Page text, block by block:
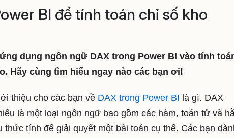
BI để tính toán chỉ số kho
dụng ngôn ngữ DAX trong Power BI vào tính
Hãy cùng tìm hiểu ngay nào các bạn ơi!
thiệu cho các bạn về DAX trong Power BI là gì. DAX
là một loại ngôn ngữ bao gồm các hàm, toán tử và
tính để giải quyết một bài toán cụ thể. Các bạn